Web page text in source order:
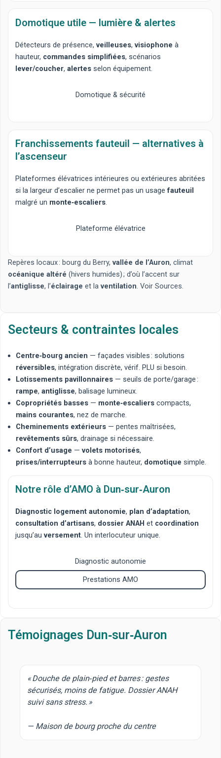
Domotique utile — lumière & alertes
Détecteurs de présence,veilleuses,visiophone à
hauteur, commandes simplifiées, scénarios
lever/coucher,alertes selon équipement.
Domotique & sécurité
Franchissements fauteuil — alternatives à
l’ascenseur
Plateformes élévatrices intérieures ou extérieures abritées
si la largeur d’escalier ne permet pas un usagefauteuil
malgré un monte‑escaliers.
Plateforme élévatrice
Repères locaux : bourg du Berry, vallée de l’Auron, climat
océanique altéré (hivers humides) ; d’où l’accent sur
l’antiglisse, l’éclairage et la ventilation. Voir Sources.
Secteurs & contraintes locales
Centre‑bourg ancien — façades visibles : solutions
réversibles, intégration discrète, vérif. PLU si besoin.
Lotissements pavillonnaires— seuils de porte/garage :
rampe, antiglisse, balisage lumineux.
Copropriétés basses— monte‑escalierscompacts,
mains courantes, nez de marche.
Cheminements extérieurs— pentes maîtrisées,
revêtements sûrs, drainage si nécessaire.
Confort d’usage — volets motorisés,
prises/interrupteursà bonne hauteur, domotique simple.
Notre rôle d’AMO à Dun‑sur‑Auron
Diagnostic logement autonomie, plan d’adaptation,
consultation d’artisans, dossier ANAH et coordination
jusqu’auversement. Un interlocuteur unique.
Diagnostic autonomie
Prestations AMO
Témoignages Dun‑sur‑Auron
« Douche de plain‑pied et barres : gestes
sécurisés, moins de fatigue. Dossier ANAH
suivi sans stress. »
— Maison de bourg proche du centre